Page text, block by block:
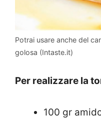
Potrai usare anche del
golosa (Intaste.it)
Per realizzare la
100 gr